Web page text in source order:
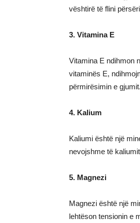
vështirë të flini
3. Vitamina E
Vitamina E ndihmon
vitaminës E,
përmirësimin e gjumit.
4. Kalium
Kaliumi është një
nevojshme të
5. Magnezi
Magnezi është një
lehtëson tensionin e